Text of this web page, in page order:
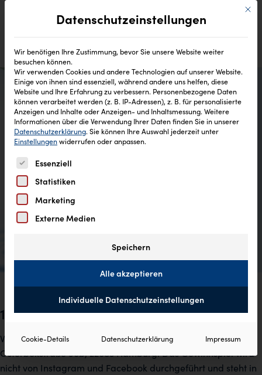
Teilnahmebedingungen
Gewinnspiel „Saftpresse“
Facebook & Instagram
1. Veranstalter des Gewinnspiels
Veranstalter des Gewinnspiels ist die Lornamead GmbH,
Osterbekstraße 90b, 22083 Hamburg. Das Gewinnspiel wird
nicht von Instagram und Facebook durchgeführt und steht in
Mit
Datenschutzeinstellungen
Wir benötigen Ihre Zustimmung, bevor Sie unsere Website weiter
besuchen können.
Wir verwenden Cookies und andere Technologien auf unserer Website.
Einige von ihnen sind essenziell, während andere uns helfen, diese
Website und Ihre Erfahrung zu verbessern. Personenbezogene Daten
können verarbeitet werden (z. B. IP-Adressen), z. B. für personalisierte
Anzeigen und Inhalte oder Anzeigen- und Inhaltsmessung. Weitere
Informationen über die Verwendung Ihrer Daten finden Sie in unserer
Datenschutzerklärung. Sie können Ihre Auswahl jederzeit unter
Einstellungenwiderrufen oder anpassen.
Es folgt eine Liste der Service-Gruppen, für die eine
Essenziell
Statistiken
Marketing
Externe Medien
Speichern
Alle akzeptieren
Individuelle Datenschutzeinstellungen
Cookie-Details Datenschutzerklärung Impressum